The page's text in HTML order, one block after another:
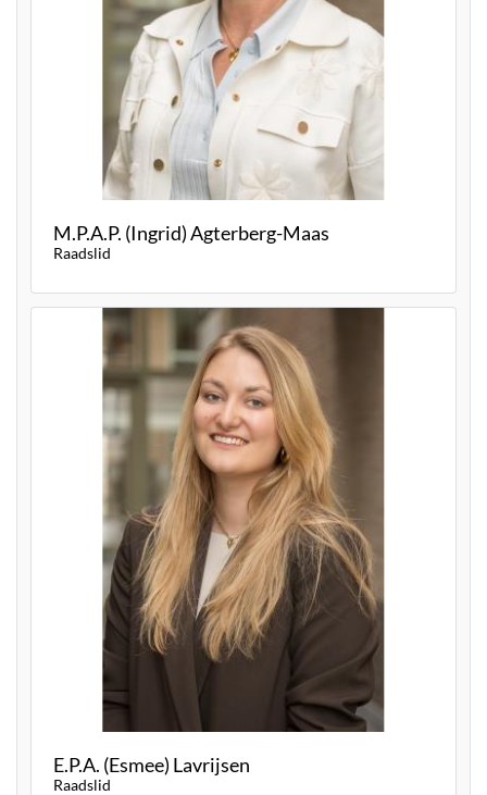
M.P.A.P. (Ingrid) Agterberg-Maas
Raadslid
E.P.A. (Esmee) Lavrijsen
Raadslid